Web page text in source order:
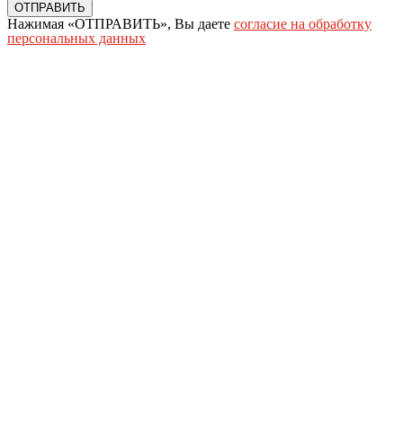
ОТПРАВИТЬ
Нажимая «ОТПРАВИТЬ», Вы даете согласие на обработку
персональных данных